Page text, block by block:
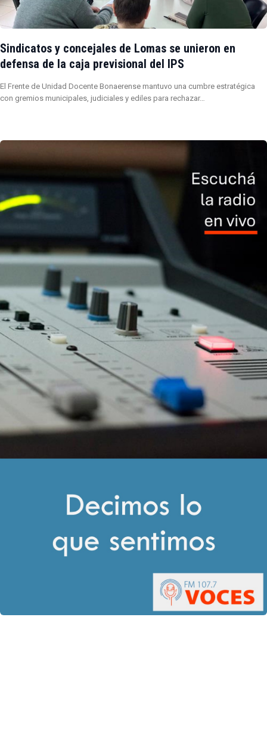
Sindicatos y concejales de Lomas se unieron en
defensa de la caja previsional del IPS
El Frente de Unidad Docente Bonaerense mantuvo una cumbre estratégica
con gremios municipales, judiciales y ediles para rechazar…